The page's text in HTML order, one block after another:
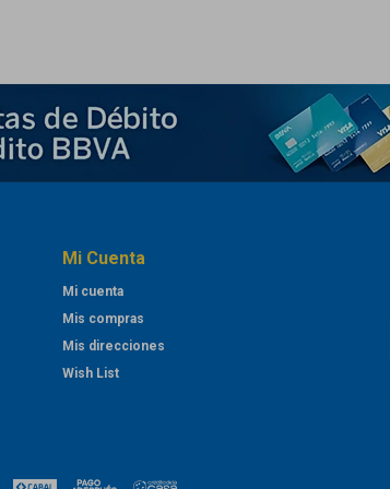
Mi Cuenta
Mi cuenta
Mis compras
Mis direcciones
Wish List